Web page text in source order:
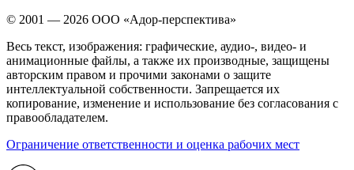
© 2001 — 2026 ООО «Адор-перспектива»
Весь текст, изображения: графические, аудио-, видео- и
анимационные файлы, а также их производные, защищены
авторским правом и прочими законами о защите
интеллектуальной собственности. Запрещается их
копирование, изменение и использование без согласования с
правообладателем.
Ограничение ответственности и оценка рабочих мест